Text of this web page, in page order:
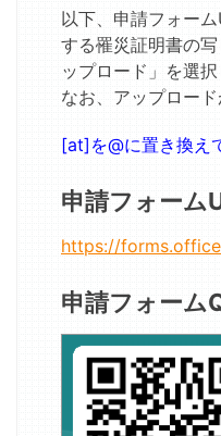
以下、申請フォー
する罹災証明書の
ップロード」を選
なお、アップロー
[at]を@に置き換え
申請フォーム
https://
申請フォーム